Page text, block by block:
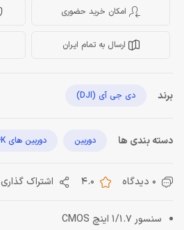
امکان خرید حضوری
ارسال به تمام ایران
برند دی جی آی (DJI)
دسته بندی ها دوربین دوربین های 4K
0 دیدگاه 4.0 اشتراک گذاری
سنسور 1/1.7 اینچ CMOS